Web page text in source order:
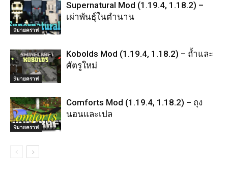
9มายคราฟ
Supernatural Mod (1.19.4, 1.18.2) –
เผ่าพันธุ์ในตำนาน
9มายคราฟ
Kobolds Mod (1.19.4, 1.18.2) – ถ้ำและ
ศัตรูใหม่
9มายคราฟ
Comforts Mod (1.19.4, 1.18.2) – ถุง
นอนและเปล